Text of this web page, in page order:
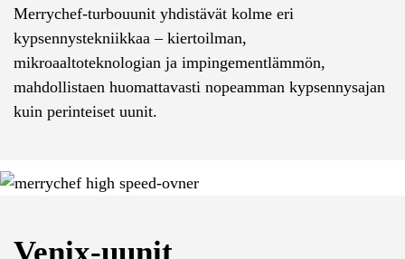
Merrychef-turbouunit yhdistävät kolme eri
kypsennystekniikkaa – kiertoilman,
mikroaaltoteknologian ja impingementlämmön,
mahdollistaen huomattavasti nopeamman kypsennysajan
kuin perinteiset uunit.